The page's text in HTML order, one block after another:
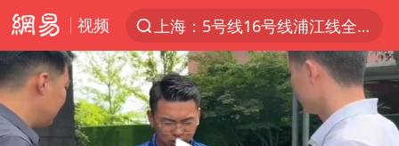
视频
上海：5号线16号线浦江线全线停运
上半年我国经营主体结构持续优化
上海有出现龙卷潜势